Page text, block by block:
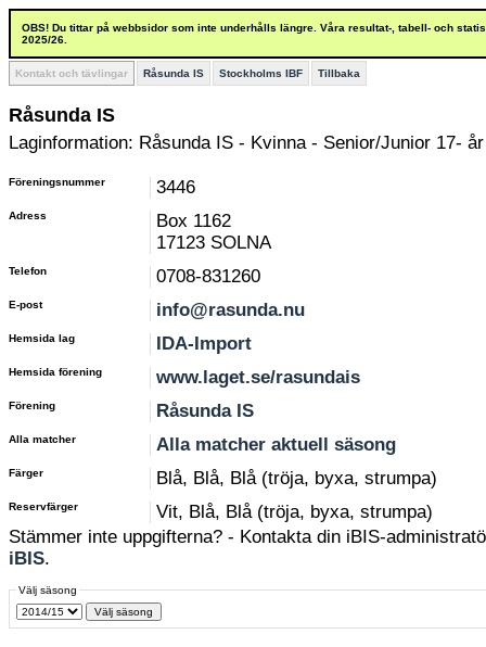
OBS! Du tittar på webbsidor som inte underhålls längre. Våra resultat-, tabell- och
2025/26.
Kontakt och tävlingar Råsunda IS Stockholms IBF Tillbaka
Råsunda IS
Laginformation: Råsunda IS - Kvinna - Senior/Junior 17- år
Föreningsnummer 3446
Adress
Box 1162
17123 SOLNA
Telefon 0708-831260
E-post info@rasunda.nu
Hemsida lag IDA-Import
Hemsida förening www.laget.se/rasundais
Förening Råsunda IS
Alla matcher Alla matcher aktuell säsong
Färger Blå, Blå, Blå (tröja, byxa, strumpa)
Reservfärger
Vit, Blå, Blå (tröja, byxa, strumpa)
Stämmer inte uppgifterna? - Kontakta din iBIS-
iBIS.
Välj säsong